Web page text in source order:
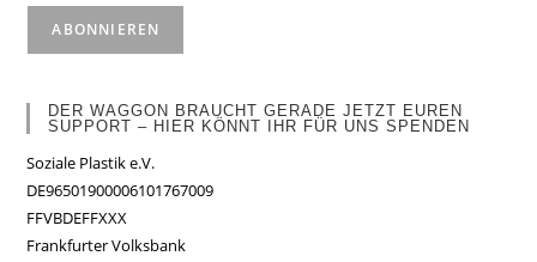
DER WAGGON BRAUCHT GERADE JETZT EUREN
SUPPORT – HIER KÖNNT IHR FÜR UNS SPENDEN
Soziale Plastik e.V.
DE96501900006101767009
FFVBDEFFXXX
Frankfurter Volksbank